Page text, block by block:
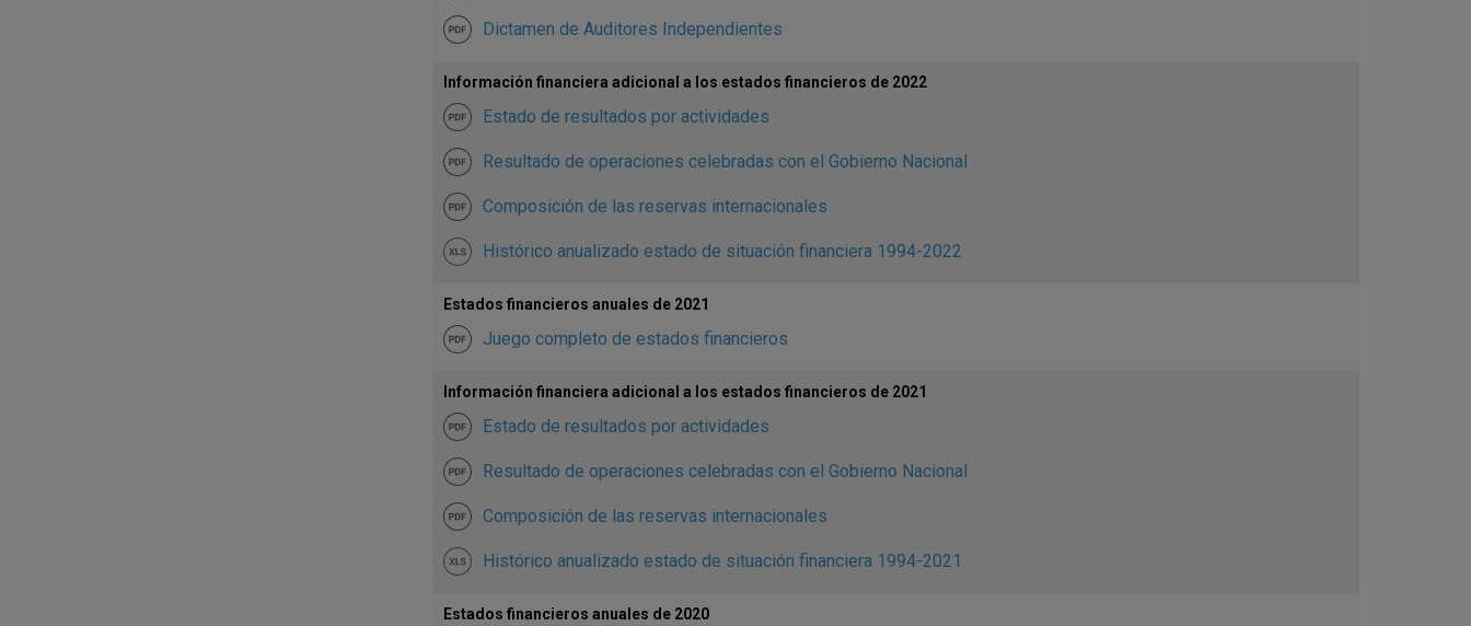
Dictamen de Auditores Independientes
Información financiera adicional a los estados financieros de 2022
Estado de resultados por actividades
Resultado de operaciones celebradas con el Gobierno Nacional
Composición de las reservas internacionales
Histórico anualizado estado de situación financiera 1994-2022
Estados financieros anuales de 2021
Juego completo de estados financieros
Información financiera adicional a los estados financieros de 2021
Estado de resultados por actividades
Resultado de operaciones celebradas con el Gobierno Nacional
Composición de las reservas internacionales
Histórico anualizado estado de situación financiera 1994-2021
Estados financieros anuales de 2020